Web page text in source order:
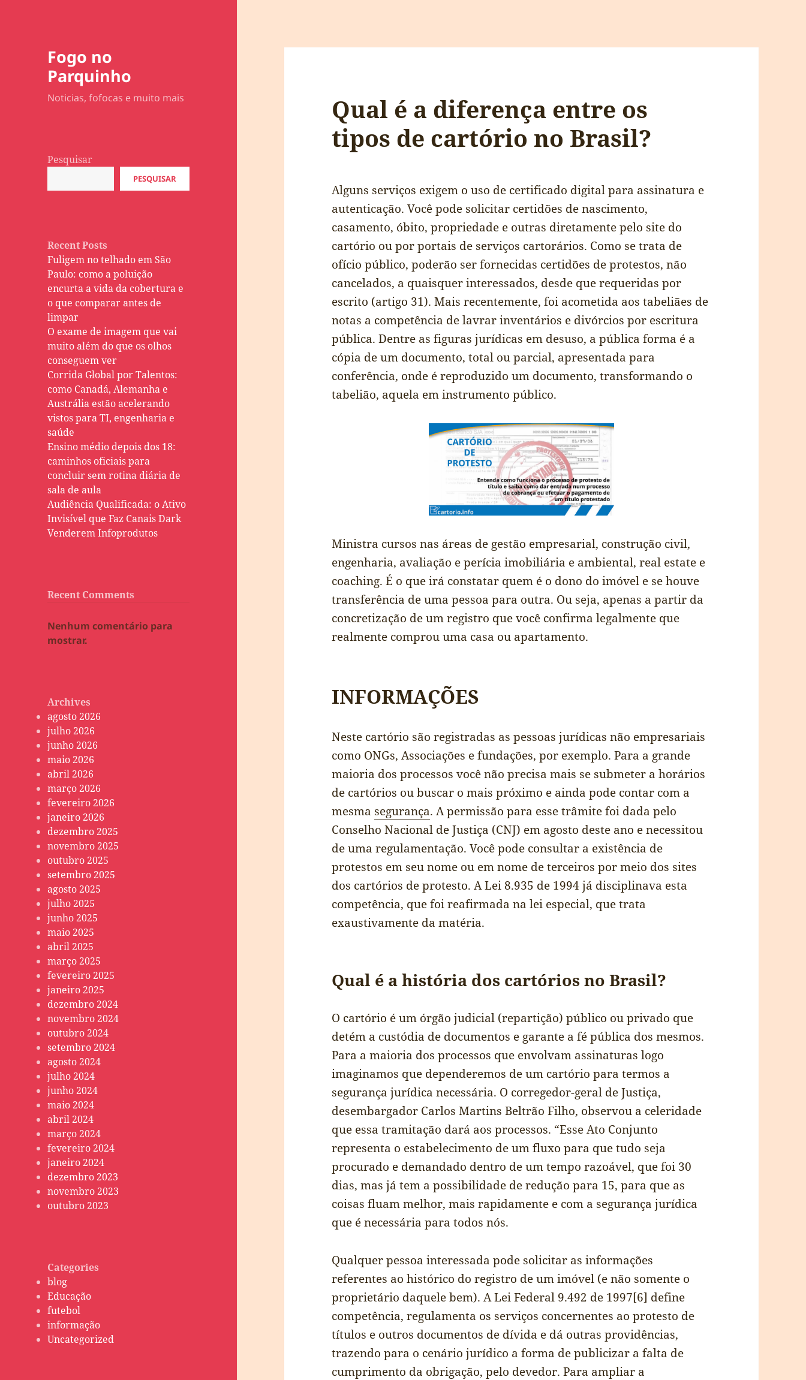
Fogo no
Parquinho
Noticias, fofocas e muito mais
Pesquisar
PESQUISAR
Recent Posts
Fuligem no telhado em São
Paulo: como a poluição
encurta a vida da cobertura e
o que comparar antes de
limpar
O exame de imagem que vai
muito além do que os olhos
conseguem ver
Corrida Global por Talentos:
como Canadá, Alemanha e
Austrália estão acelerando
vistos para TI, engenharia e
saúde
Ensino médio depois dos 18:
caminhos oficiais para
concluir sem rotina diária de
sala de aula
Audiência Qualificada: o Ativo
Invisível que Faz Canais Dark
Venderem Infoprodutos
Recent Comments
Nenhum comentário para
mostrar.
Archives
agosto 2026
julho 2026
junho 2026
maio 2026
abril 2026
março 2026
fevereiro 2026
janeiro 2026
dezembro 2025
novembro 2025
outubro 2025
setembro 2025
agosto 2025
julho 2025
junho 2025
maio 2025
abril 2025
março 2025
fevereiro 2025
janeiro 2025
dezembro 2024
novembro 2024
outubro 2024
setembro 2024
agosto 2024
julho 2024
junho 2024
maio 2024
abril 2024
março 2024
fevereiro 2024
janeiro 2024
dezembro 2023
novembro 2023
outubro 2023
Categories
blog
Educação
futebol
informação
Uncategorized
Qual é a diferença entre os
tipos de cartório no Brasil?
Alguns serviços exigem o uso de certificado digital para assinatura e
autenticação. Você pode solicitar certidões de nascimento,
casamento, óbito, propriedade e outras diretamente pelo site do
cartório ou por portais de serviços cartorários. Como se trata de
ofício público, poderão ser fornecidas certidões de protestos, não
cancelados, a quaisquer interessados, desde que requeridas por
escrito (artigo 31). Mais recentemente, foi acometida aos tabeliães de
notas a competência de lavrar inventários e divórcios por escritura
pública. Dentre as figuras jurídicas em desuso, a pública forma é a
cópia de um documento, total ou parcial, apresentada para
conferência, onde é reproduzido um documento, transformando o
tabelião, aquela em instrumento público.
Ministra cursos nas áreas de gestão empresarial, construção civil,
engenharia, avaliação e perícia imobiliária e ambiental, real estate e
coaching. É o que irá constatar quem é o dono do imóvel e se houve
transferência de uma pessoa para outra. Ou seja, apenas a partir da
concretização de um registro que você confirma legalmente que
realmente comprou uma casa ou apartamento.
INFORMAÇÕES
Neste cartório são registradas as pessoas jurídicas não empresariais
como ONGs, Associações e fundações, por exemplo. Para a grande
maioria dos processos você não precisa mais se submeter a horários
de cartórios ou buscar o mais próximo e ainda pode contar com a
mesma segurança. A permissão para esse trâmite foi dada pelo
Conselho Nacional de Justiça (CNJ) em agosto deste ano e necessitou
de uma regulamentação. Você pode consultar a existência de
protestos em seu nome ou em nome de terceiros por meio dos sites
dos cartórios de protesto. A Lei 8.935 de 1994 já disciplinava esta
competência, que foi reafirmada na lei especial, que trata
exaustivamente da matéria.
Qual é a história dos cartórios no Brasil?
O cartório é um órgão judicial (repartição) público ou privado que
detém a custódia de documentos e garante a fé pública dos mesmos.
Para a maioria dos processos que envolvam assinaturas logo
imaginamos que dependeremos de um cartório para termos a
segurança jurídica necessária. O corregedor-geral de Justiça,
desembargador Carlos Martins Beltrão Filho, observou a celeridade
que essa tramitação dará aos processos. “Esse Ato Conjunto
representa o estabelecimento de um fluxo para que tudo seja
procurado e demandado dentro de um tempo razoável, que foi 30
dias, mas já tem a possibilidade de redução para 15, para que as
coisas fluam melhor, mais rapidamente e com a segurança jurídica
que é necessária para todos nós.
Qualquer pessoa interessada pode solicitar as informações
referentes ao histórico do registro de um imóvel (e não somente o
proprietário daquele bem). A Lei Federal 9.492 de 1997[6] define
competência, regulamenta os serviços concernentes ao protesto de
títulos e outros documentos de dívida e dá outras providências,
trazendo para o cenário jurídico a forma de publicizar a falta de
cumprimento da obrigação, pelo devedor. Para ampliar a